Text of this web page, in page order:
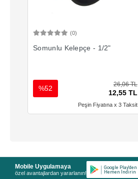
(0)
Somunlu Kelepçe - 1/2"
26,06 TL
12,55 TL
%52
Peşin Fiyatına x 3 Taksit
Mobile Uygulamaya
özel avantajlardan yararlanın!